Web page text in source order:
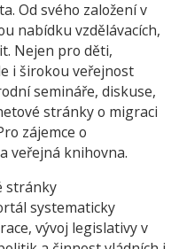
Od svého založení v
nabídku vzdělávacích,
Nejen pro děti,
i širokou veřejnost
semináře, diskuse,
stránky o migraci
zájemce o
veřejná knihovna.
stránky
systematicky
vývoj legislativy v